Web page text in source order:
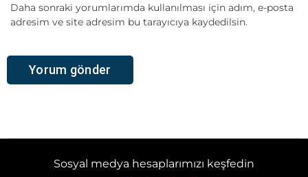
Daha sonraki yorumlarımda kullanılması için adım, e-posta
adresim ve site adresim bu tarayıcıya kaydedilsin.
Sosyal medya hesaplarımızı keşfedin